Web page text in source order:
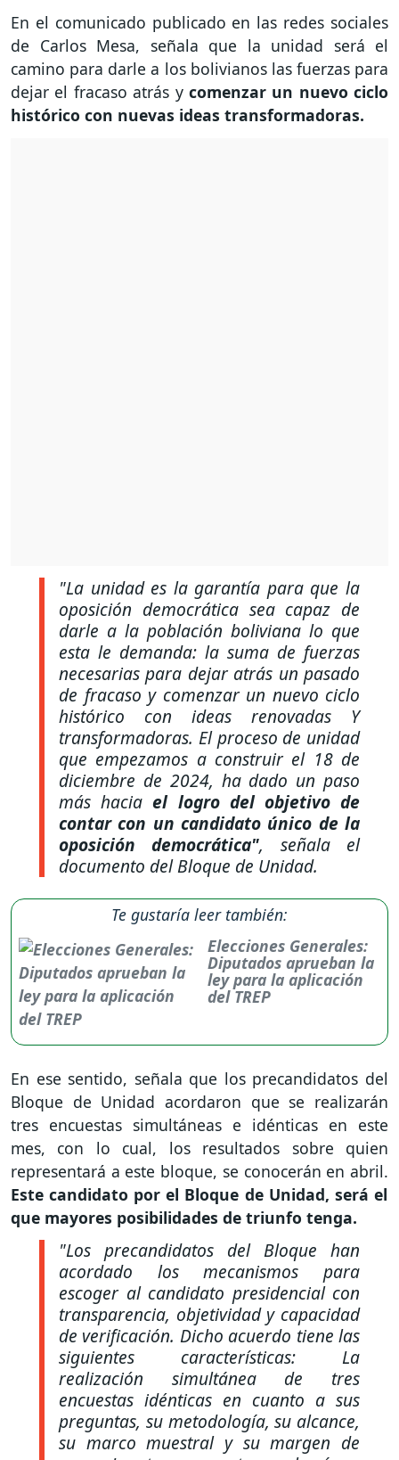
En el comunicado publicado en las redes sociales
de Carlos Mesa, señala que la unidad será el
camino para darle a los bolivianos las fuerzas para
dejar el fracaso atrás y comenzar un nuevo ciclo
histórico con nuevas ideas transformadoras.
"La unidad es la garantía para que la
oposición democrática sea capaz de
darle a la población boliviana lo que
esta le demanda: la suma de fuerzas
necesarias para dejar atrás un pasado
de fracaso y comenzar un nuevo ciclo
histórico con ideas renovadas Y
transformadoras. El proceso de unidad
que empezamos a construir el 18 de
diciembre de 2024, ha dado un paso
más haciael logro del objetivo de
contar con un candidato único de la
oposición democrática", señala el
documento del Bloque de Unidad.
Te gustaría leer también:
Elecciones Generales:
Diputados aprueban la
ley para la aplicación
del TREP
En ese sentido, señala que los precandidatos del
Bloque de Unidad acordaron que se realizarán
tres encuestas simultáneas e idénticas en este
mes, con lo cual, los resultados sobre quien
representará a este bloque, se conocerán en abril.
Este candidato por el Bloque de Unidad, será el
que mayores posibilidades de triunfo tenga.
"Los precandidatos del Bloque han
acordado los mecanismos para
escoger al candidato presidencial con
transparencia, objetividad y capacidad
de verificación. Dicho acuerdo tiene las
siguientes características: La
realización simultánea de tres
encuestas idénticas en cuanto a sus
preguntas, su metodología, su alcance,
su marco muestral y su margen de